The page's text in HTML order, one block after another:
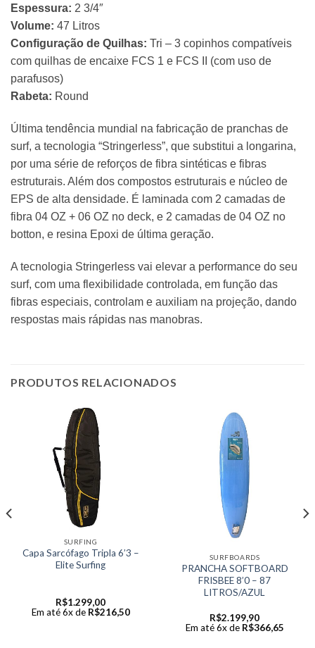
Espessura: 2 3/4″
Volume: 47 Litros
Configuração de Quilhas: Tri – 3 copinhos compatíveis
com quilhas de encaixe FCS 1 e FCS II (com uso de
parafusos)
Rabeta: Round
Última tendência mundial na fabricação de pranchas de
surf, a tecnologia “Stringerless”, que substitui a longarina,
por uma série de reforços de fibra sintéticas e fibras
estruturais. Além dos compostos estruturais e núcleo de
EPS de alta densidade. É laminada com 2 camadas de
fibra 04 OZ + 06 OZ no deck, e 2 camadas de 04 OZ no
botton, e resina Epoxi de última geração.
A tecnologia Stringerless vai elevar a performance do seu
surf, com uma flexibilidade controlada, em função das
fibras especiais, controlam e auxiliam na projeção, dando
respostas mais rápidas nas manobras.
PRODUTOS RELACIONADOS
SURFING
Capa Sarcófago Tripla 6’3 –
Elite Surfing
R$1.299,00
Em até 6x de R$216,50
SURFBOARDS
PRANCHA SOFTBOARD
FRISBEE 8’0 – 87
LITROS/AZUL
R$2.199,90
Em até 6x de R$366,65